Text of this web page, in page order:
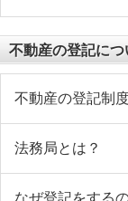
不動産の登記につ
不動産の登記制
法務局とは？
なぜ登記をする